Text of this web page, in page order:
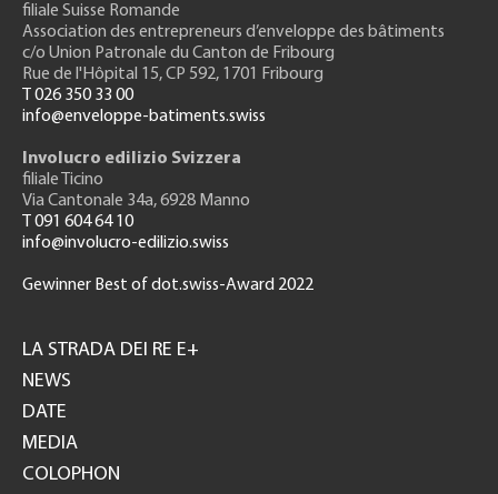
filiale Suisse Romande
Association des entrepreneurs d’enveloppe des bâtiments
c/o Union Patronale du Canton de Fribourg
Rue de l'Hôpital 15, CP 592, 1701 Fribourg
T 026 350 33 00
info@enveloppe-batiments.swiss
Involucro edilizio Svizzera
filiale Ticino
Via Cantonale 34a, 6928 Manno
T 091 604 64 10
info@involucro-edilizio.swiss
Gewinner Best of dot.swiss-Award 2022
GH
LA STRADA DEI RE E+
NEWS
DATE
MEDIA
COLOPHON